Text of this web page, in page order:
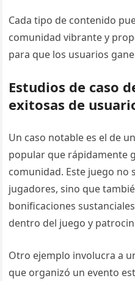
Cada tipo de contenido
comunidad vibrante y
para que los usuarios
Estudios de caso
exitosas de
Un caso notable es el de
popular que rápidamente
comunidad. Este juego no
jugadores, sino que
bonificaciones
dentro del juego y
Otro ejemplo involucra a
que organizó un evento